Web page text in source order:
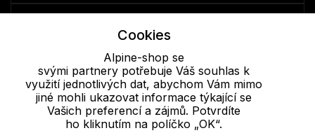
Offline
+420 530 334 493
Cookie - podrobné nastavení|Další informace|Ochrana osobních
Cookies
Alpine-shop se
svými partnery potřebuje Váš souhlas k
využití jednotlivých dat, abychom Vám mimo
jiné mohli ukazovat informace týkající se
Vašich preferencí a zájmů. Potvrdíte
ho kliknutím na políčko „OK“.